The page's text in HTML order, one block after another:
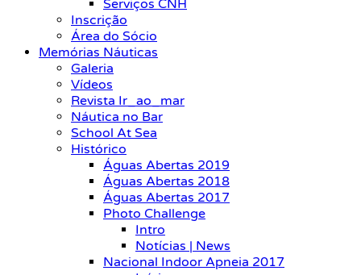
Serviços CNH
Inscrição
Área do Sócio
Memórias Náuticas
Galeria
Vídeos
Revista Ir_ao_mar
Náutica no Bar
School At Sea
Histórico
Águas Abertas 2019
Águas Abertas 2018
Águas Abertas 2017
Photo Challenge
Intro
Notícias | News
Nacional Indoor Apneia 2017